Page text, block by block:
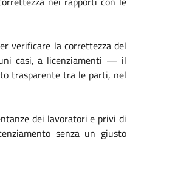
verificare la correttezza del
casi, a licenziamenti — il
trasparente tra le parti, nel
dei lavoratori e privi di
senza un giusto